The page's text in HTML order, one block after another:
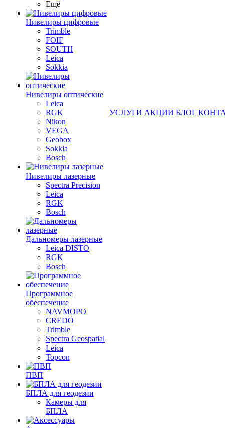
Ещё
Нивелиры цифровые
Trimble
FOIF
SOUTH
Leica
Sokkia
Нивелиры оптические
Leica
RGK
Nikon
VEGA
Geobox
Sokkia
Bosch
Нивелиры лазерные
Spectra Precision
Leica
RGK
Bosch
Дальномеры лазерные
Leica DISTO
RGK
Bosch
Программное
обеспечение
NAVMOPO
CREDO
Trimble
Spectra Geospatial
Leica
Topcon
ПВП
БПЛА для геодезии
Камеры для
БПЛА
УСЛУГИ АКЦИИ БЛОГ